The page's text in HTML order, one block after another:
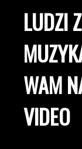
LUDZI
WAM
VIDEO